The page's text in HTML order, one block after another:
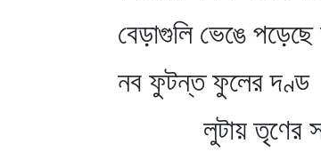
বেড়াগুলি ভেঙে
নব ফুটন্ত ফুলের দণ্ড
লুটায় তৃণের